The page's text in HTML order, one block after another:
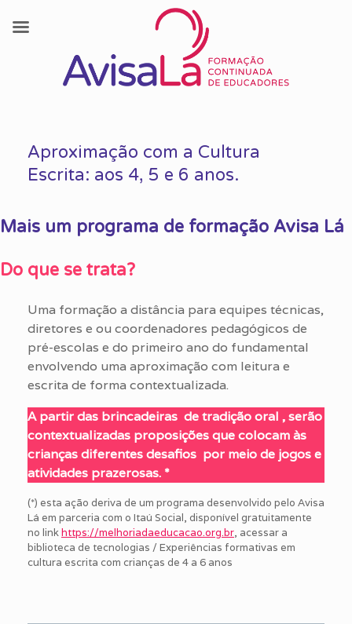
contentAproximação com a Cultura
Escrita: aos 4, 5 e 6 anos.
Mais um programa de formação Avisa Lá
Do que se trata?
Uma formação a distância para equipes técnicas,
diretores e ou coordenadores pedagógicos de
pré-escolas e do primeiro ano do fundamental
envolvendo uma aproximação com leitura e
escrita de forma contextualizada.
A partir das brincadeiras de tradição oral , serão
contextualizadas proposições que colocam às
crianças diferentes desafios por meio de jogos e
atividades prazerosas. *
(*) esta ação deriva de um programa desenvolvido pelo Avisa
Lá em parceria com o Itaú Social, disponível gratuitamente
no linkhttps://melhoriadaeducacao.org.br, acessar a
biblioteca de tecnologias / Experiências formativas em
cultura escrita com crianças de 4 a 6 anos